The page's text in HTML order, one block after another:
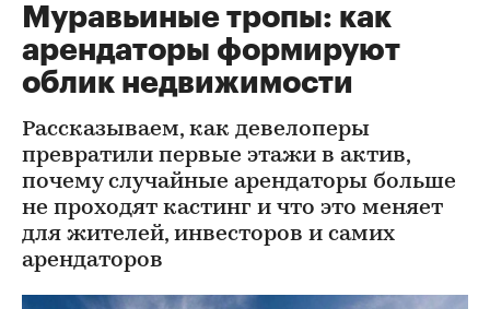
Муравьиные тропы: как
арендаторы формируют
облик недвижимости
Рассказываем, как девелоперы
превратили первые этажи в актив,
почему случайные арендаторы больше
не проходят кастинг и что это меняет
для жителей, инвесторов и самих
арендаторов